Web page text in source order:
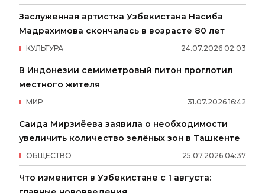
Заслуженная артистка Узбекистана Насиба
Мадрахимова скончалась в возрасте 80 лет
24.07.2026 02:03
КУЛЬТУРА
В Индонезии семиметровый питон проглотил
местного жителя
31.07.2026 16:42
МИР
Саида Мирзиёева заявила о необходимости
увеличить количество зелёных зон в Ташкенте
25.07.2026 04:37
ОБЩЕСТВО
Что изменится в Узбекистане с 1 августа: